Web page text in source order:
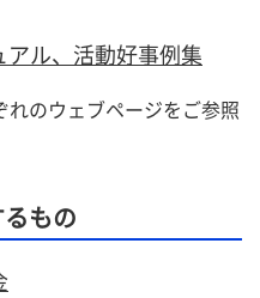
ル、活動好事例集
のウェブページをご参照
もの